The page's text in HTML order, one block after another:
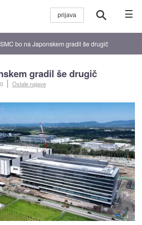
☰
bo na Japonskem gradil še drugič
gradil še drugič
Ostale najave